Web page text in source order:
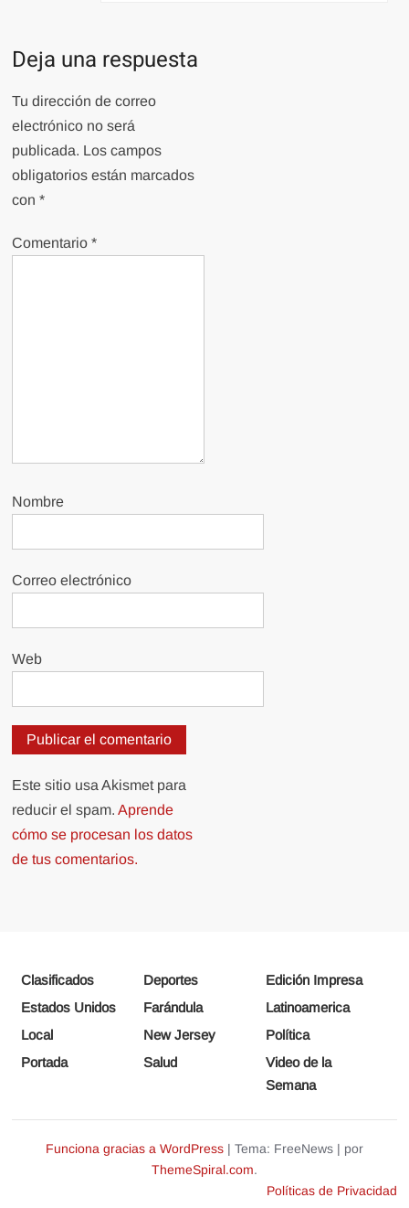
Deja una respuesta
Tu dirección de correo
electrónico no será
publicada. Los campos
obligatorios están marcados
con*
Comentario*
Nombre
Correo electrónico
Web
Este sitio usa Akismet para
reducir el spam.Aprende
cómo se procesan los datos
de tus comentarios.
Clasificados Deportes
Edición Impresa
Estados Unidos
Farándula
Latinoamerica
Local
New Jersey
Política
Portada
Salud
Video de la
Semana
Funciona gracias a WordPress | Tema: FreeNews | por
ThemeSpiral.com.
Políticas de Privacidad